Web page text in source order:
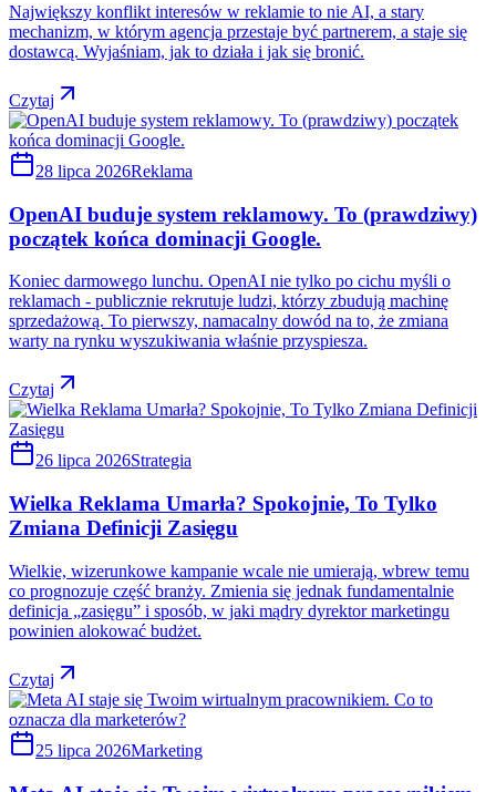
Największy konflikt interesów w reklamie to nie AI, a stary
mechanizm, w którym agencja przestaje być partnerem, a staje się
dostawcą. Wyjaśniam, jak to działa i jak się bronić.
Czytaj
28 lipca 2026Reklama
OpenAI buduje system reklamowy. To (prawdziwy)
początek końca dominacji Google.
Koniec darmowego lunchu. OpenAI nie tylko po cichu myśli o
reklamach - publicznie rekrutuje ludzi, którzy zbudują machinę
sprzedażową. To pierwszy, namacalny dowód na to, że zmiana
warty na rynku wyszukiwania właśnie przyspiesza.
Czytaj
26 lipca 2026Strategia
Wielka Reklama Umarła? Spokojnie, To Tylko
Zmiana Definicji Zasięgu
Wielkie, wizerunkowe kampanie wcale nie umierają, wbrew temu
co prognozuje część branży. Zmienia się jednak fundamentalnie
definicja „zasięgu” i sposób, w jaki mądry dyrektor marketingu
powinien alokować budżet.
Czytaj
25 lipca 2026Marketing